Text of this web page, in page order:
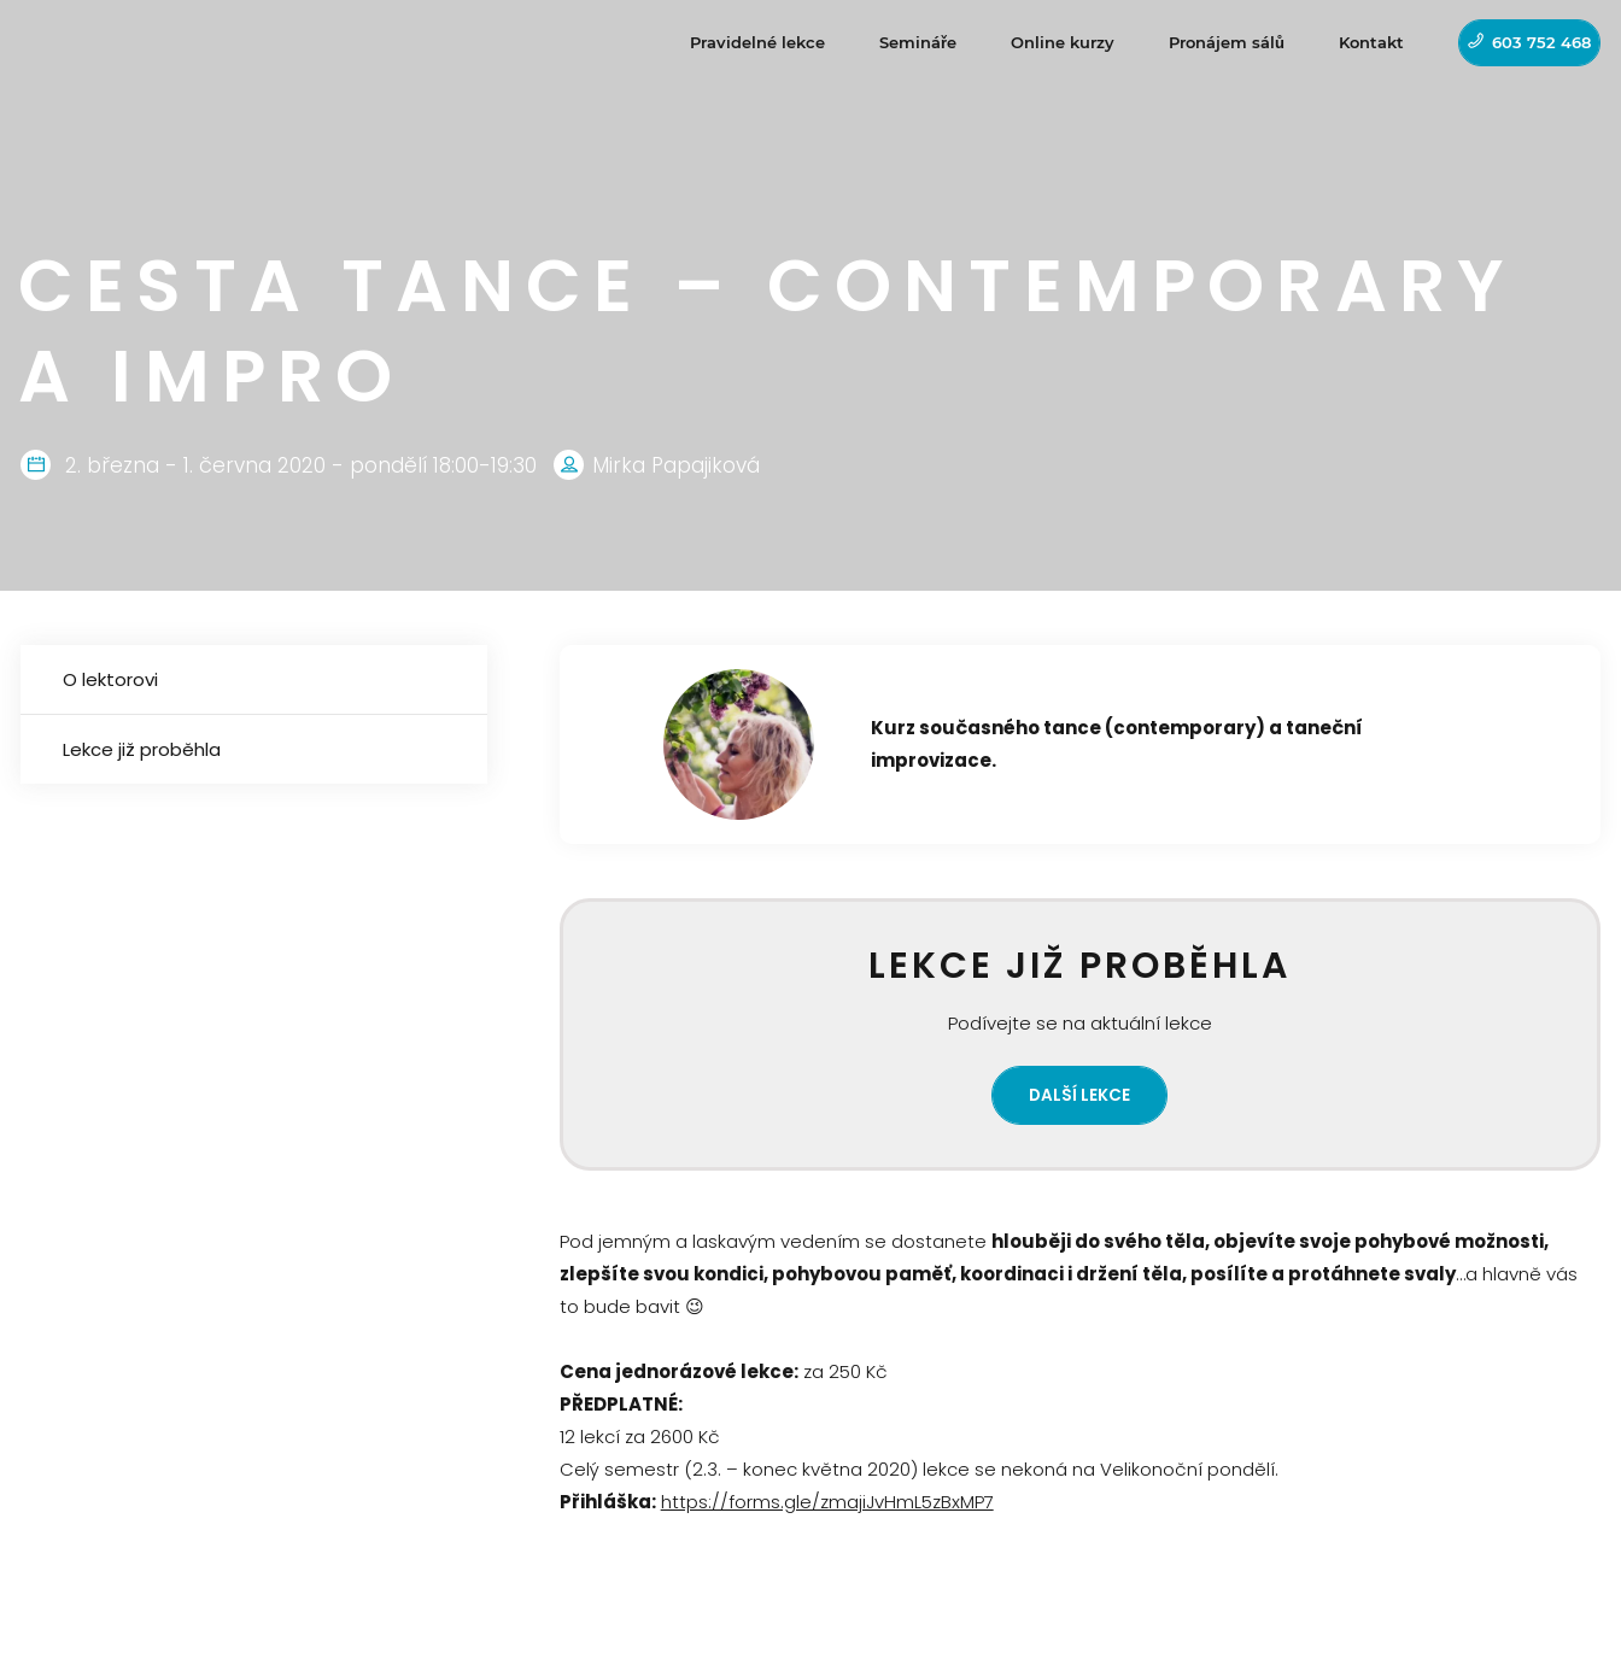
Pravidelné lekce Semináře Online kurzy Pronájem sálů Kontakt 603 752 468
CESTA TANCE – CONTEMPORARY
A IMPRO
2. března - 1. června 2020 - pondělí 18:00-19:30 Mirka Papajiková
O lektorovi
Lekce již proběhla
Kurz současného tance (contemporary) a taneční
improvizace.
LEKCE JIŽ PROBĚHLA
Podívejte se na aktuální lekce
DALŠÍ LEKCE
Pod jemným a laskavým vedením se dostanete hlouběji do svého těla, objevíte svoje pohybové možnosti,
zlepšíte svou kondici, pohybovou paměť, koordinaci i držení těla, posílíte a protáhnete svaly…a hlavně vás
to bude bavit 😉
Cena jednorázové lekce:za 250 Kč
PŘEDPLATNÉ:
12 lekcí za 2600 Kč
Celý semestr (2.3. – konec května 2020) lekce se nekoná na Velikonoční pondělí.
Přihláška: https://forms.gle/zmajiJvHmL5zBxMP7